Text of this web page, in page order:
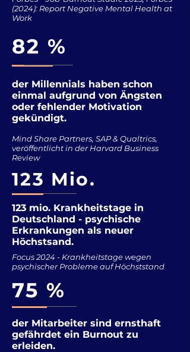
(2024): Report Negative Mental Health at
Work
82 %
der Millennials haben schon
einmal aufgrund von Ängsten
oder fehlender Motivation
gekündigt.
Mind Share Partners, SAP & Qualtrics,
veröffentlicht in der Harvard Business
Review
123 Mio.
123 mio. Krankheitstage in
Deutschland - psychische
Erkrankungen als neuer
Höchstsand.
Focus 2024 - Krankheitstage wegen
psychischer Probleme auf Höchststand
75 %
der Mitarbeiter sind ernsthaft
gefährdet ein Burnout zu
erleiden.